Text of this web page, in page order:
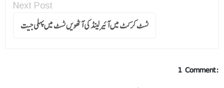
Next Post
ٹسٹ کرکٹ میں آئیرلینڈ کی آٹھویں ٹسٹ میں پہلی جیت
1 Comment: